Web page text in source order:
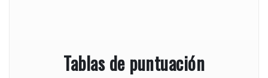
Tablas de puntuación